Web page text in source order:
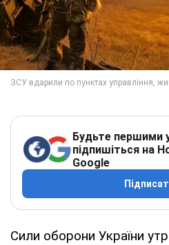
Будьте першими
підпишіться на
Google
Сили оборони України